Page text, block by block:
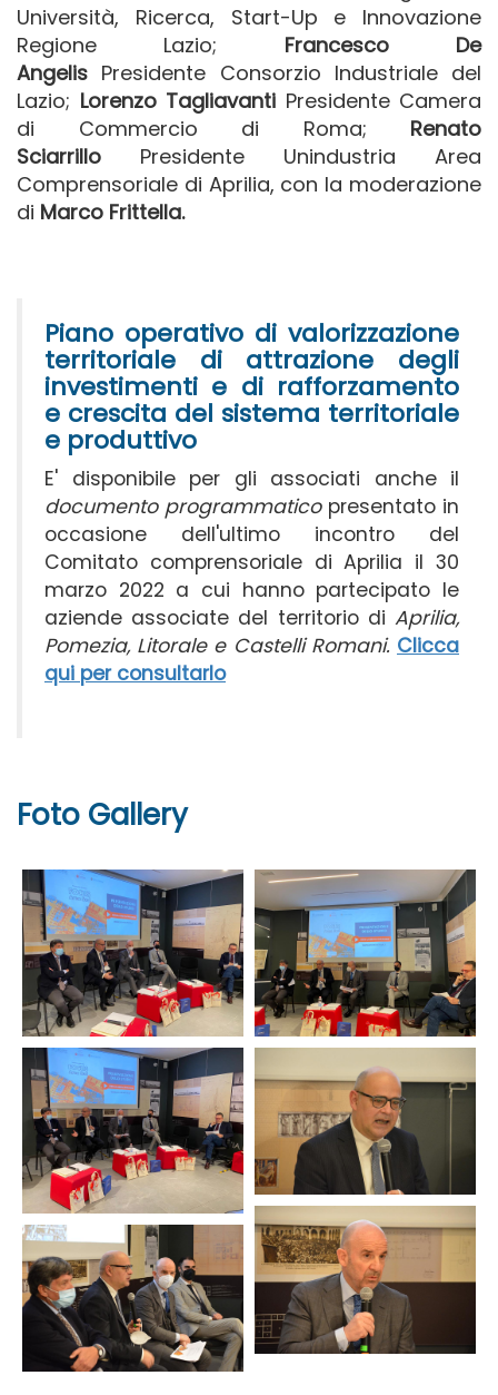
Università, Ricerca, Start-Up e Innovazione
Regione Lazio; Francesco De
Angelis Presidente Consorzio Industriale del
Lazio; Lorenzo Tagliavanti Presidente Camera
di Commercio di Roma; Renato
Sciarrillo Presidente Unindustria Area
Comprensoriale di Aprilia, con la moderazione
di Marco Frittella.
Piano operativo di valorizzazione
territoriale di attrazione degli
investimenti e di rafforzamento
e crescita del sistema territoriale
e produttivo
E' disponibile per gli associati anche il
documento programmaticopresentato in
occasione dell'ultimo incontro del
Comitato comprensoriale di Aprilia il 30
marzo 2022 a cui hanno partecipato le
aziende associate del territorio di Aprilia,
Pomezia, Litorale e Castelli Romani. Clicca
qui per consultarlo
Foto Gallery